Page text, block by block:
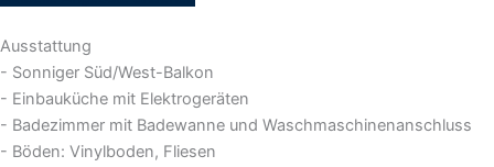
Ausstattung
- Sonniger Süd/West-Balkon
- Einbauküche mit Elektrogeräten
- Badezimmer mit Badewanne und Waschmaschinenanschluss
- Böden: Vinylboden, Fliesen